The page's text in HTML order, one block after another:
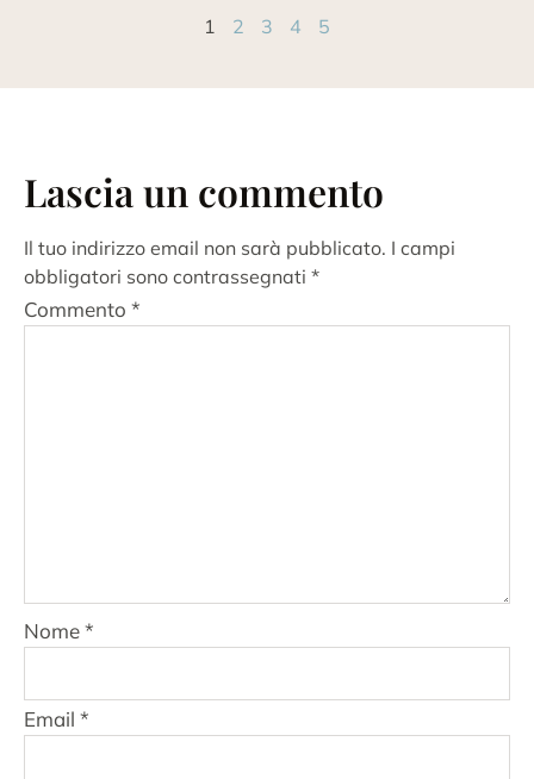
1 2 3 4 5
Lascia un commento
Il tuo indirizzo email non sarà pubblicato. I campi
obbligatori sono contrassegnati *
Commento *
Nome*
Email *